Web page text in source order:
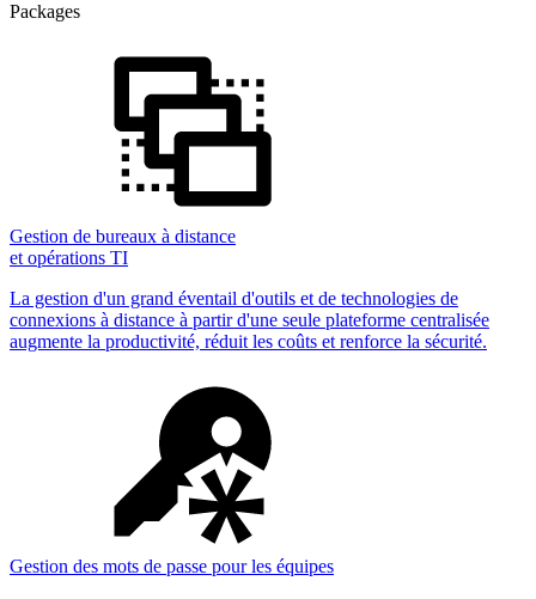
Packages
Gestion de bureaux à distance
et opérations TI
La gestion d'un grand éventail d'outils et de technologies de
connexions à distance à partir d'une seule plateforme centralisée
augmente la productivité, réduit les coûts et renforce la sécurité.
Gestion des mots de passe pour les équipes